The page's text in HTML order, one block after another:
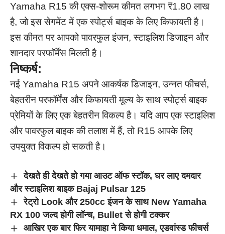
Yamaha R15 की एक्स-शोरूम कीमत लगभग ₹1.80 लाख
है, जो इस सेगमेंट में एक स्पोर्ट्स बाइक के लिए किफायती है।
इस कीमत पर आपको पावरफुल इंजन, स्टाइलिश डिजाइन और
शानदार परफॉर्मेंस मिलती है।
निष्कर्ष:
नई Yamaha R15 अपने आकर्षक डिजाइन, उन्नत फीचर्स,
बेहतरीन परफॉर्मेंस और किफायती मूल्य के साथ स्पोर्ट्स बाइक
प्रेमियों के लिए एक बेहतरीन विकल्प है। यदि आप एक स्टाइलिश
और पावरफुल बाइक की तलाश में हैं, तो R15 आपके लिए
उपयुक्त विकल्प हो सकती है।
देखते ही देखते हो गया आउट ऑफ स्टॉक, घर लाए दमदार
और स्टाइलिश बाइक Bajaj Pulsar 125
रेट्रो Look और 250cc इंजन के साथ New Yamaha
RX 100 जल्द होगी लॉन्च, Bullet से होगी टक्कर
आखिर एक बार फिर यामाहा ने किया धमाल, एडवांस्ड फीचर्स